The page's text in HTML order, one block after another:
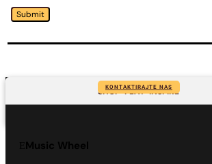
Submit
SHOP-PLAY-INSPIRE
KONTAKTIRAJTE NAS
Music Wheel